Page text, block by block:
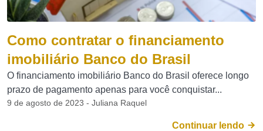
Como contratar o financiamento
imobiliário Banco do Brasil
O financiamento imobiliário Banco do Brasil oferece longo
prazo de pagamento apenas para você conquistar...
9 de agosto de 2023 - Juliana Raquel
Continuar lendo